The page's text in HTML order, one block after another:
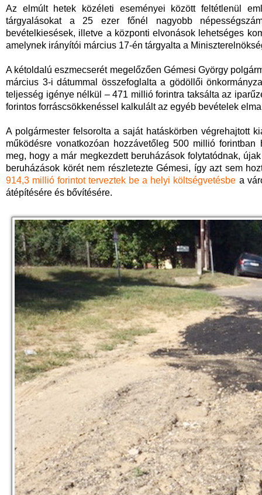
Az elmúlt hetek közéleti eseményei között feltétlenül
tárgyalásokat a 25 ezer főnél nagyobb
bevételkiesések, illetve a központi elvonások lehetséges
amelynek irányítói március 17-én tárgyalta a
A kétoldalú eszmecserét megelőzően Gémesi György
március 3-i dátummal összefoglalta a gödöllői
teljesség igénye nélkül – 471 millió forintra taksálta az
forintos forráscsökkenéssel kalkulált az egyéb bevételek
A polgármester felsorolta a saját hatáskörben végrehajtott
működésre vonatkozóan hozzávetőleg 500 millió
meg, hogy a már megkezdett beruházások folytatódnak,
beruházások körét nem részletezte Gémesi, így azt sem
914,3 millió forintot terveztek be a helyi költségvetésbe a
átépítésére és bővítésére.